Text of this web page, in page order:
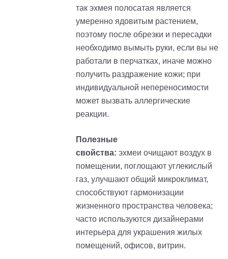
так эхмея полосатая является
умеренно ядовитым растением,
поэтому после обрезки и пересадки
необходимо вымыть руки, если вы не
работали в перчатках, иначе можно
получить раздражение кожи; при
индивидуальной непереносимости
может вызвать аллергические
реакции.
Полезные
свойства: эхмеи очищают воздух в
помещении, поглощают углекислый
газ, улучшают общий микроклимат,
способствуют гармонизации
жизненного пространства человека;
часто используются дизайнерами
интерьера для украшения жилых
помещений, офисов, витрин.